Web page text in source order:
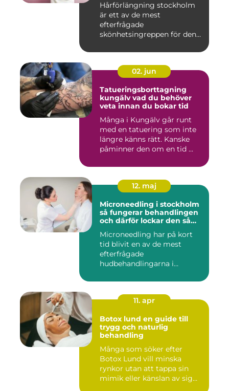
Hårförlängning stockholm
är ett av de mest
efterfrågade
skönhetsingreppen för den
02. jun
Tatueringsborttagning
kungälv vad du behöver
veta innan du bokar tid
Många i Kungälv går runt
med en tatuering som inte
längre känns rätt. Kanske
påminner den om en tid ...
12. maj
Microneedling i stockholm
så fungerar behandlingen
och därför lockar den så
Microneedling har på kort
tid blivit en av de mest
efterfrågade
hudbehandlingarna i
11. apr
Botox lund en guide till
trygg och naturlig
behandling
Många som söker efter
Botox Lund vill minska
rynkor utan att tappa sin
mimik eller känslan av sig